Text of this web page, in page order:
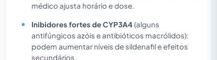
médico ajusta horário e dose.
Inibidores fortes de CYP3A4(alguns
antifúngicos azóis e antibióticos macrólidos):
podem aumentar níveis de sildenafil e efeitos
secundários.